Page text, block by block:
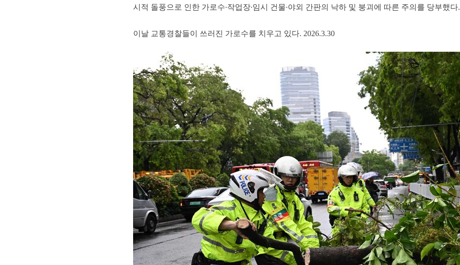
시적 돌풍으로 인한 가로수∙작업장∙임시 건물∙야외 간판의 낙하 및 붕괴에 따른 주의를 당부했다.
이날 교통경찰들이 쓰러진 가로수를 치우고 있다. 2026.3.30